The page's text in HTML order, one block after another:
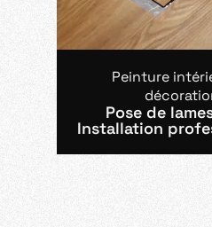
Peinture
Pose de
Installation